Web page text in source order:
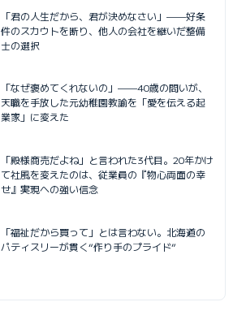
「君の人生だから、君が決めなさい」——好条
件のスカウトを断り、他人の会社を継いだ整備
士の選択
「なぜ褒めてくれないの」——40歳の問いが、
天職を手放した元幼稚園教諭を「愛を伝える起
業家」に変えた
「殿様商売だよね」と言われた3代目。20年かけ
て社風を変えたのは、従業員の『物心両面の幸
せ』実現への強い信念
「福祉だから買って」とは言わない。北海道の
パティスリーが貫く“作り手のプライド”